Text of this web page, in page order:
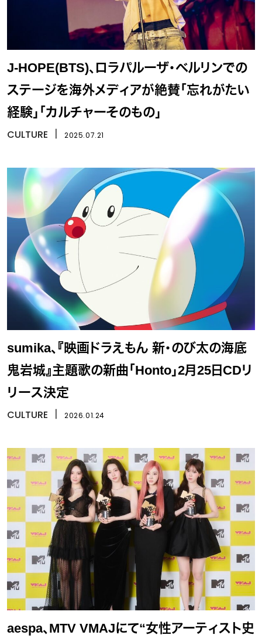
J-HOPE(BTS)、ロラパルーザ・ベルリンでの
ステージを海外メディアが絶賛「忘れがたい
経験」「カルチャーそのもの」
CULTURE 2025.07.21
sumika、『映画ドラえもん 新・のび太の海底
鬼岩城』主題歌の新曲「Honto」2月25日CDリ
リース決定
CULTURE 2026.01.24
aespa、MTV VMAJにて“女性アーティスト史